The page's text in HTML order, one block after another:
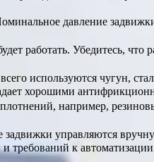
давление
работать. Убедитесь, что
используются чугун,
хорошими
например,
управляются
требований к